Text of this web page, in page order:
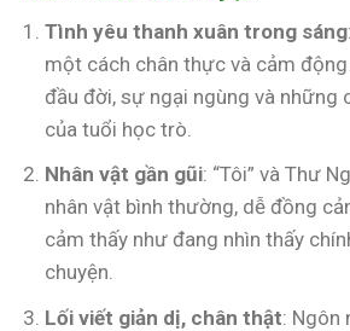
Tình yêu thanh xuân trong sáng
một cách chân thực và cảm
đầu đời, sự ngại ngùng và những
của tuổi học trò.
Nhân vật gần gũi: “Tôi” và Thư
nhân vật bình thường, dễ đồng
cảm thấy như đang nhìn thấy
chuyện.
Lối viết giản dị, chân thật: Ngôn